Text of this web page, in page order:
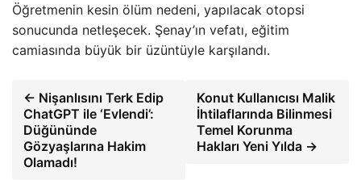
Öğretmenin kesin ölüm nedeni, yapılacak otopsi
sonucunda netleşecek. Şenay’ın vefatı, eğitim
camiasında büyük bir üzüntüyle karşılandı.
← Nişanlısını Terk Edip
ChatGPT ile ‘Evlendi’:
Düğününde
Gözyaşlarına Hakim
Olamadı!
Konut Kullanıcısı Malik
İhtilaflarında Bilinmesi
Temel Korunma
Hakları Yeni Yılda →